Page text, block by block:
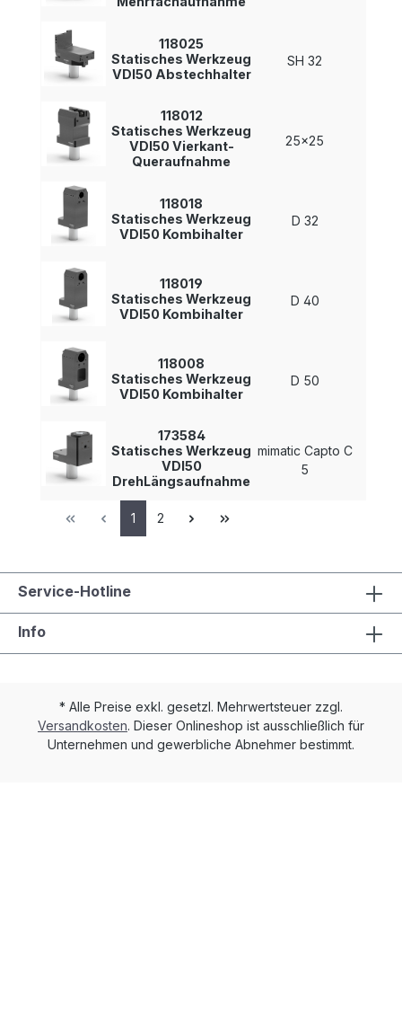
118025
Statisches Werkzeug
VDI50 Abstechhalter
SH 32
118012
Statisches Werkzeug
VDI50 Vierkant-
Queraufnahme
25x25
118018
Statisches Werkzeug
VDI50 Kombihalter
D 32
118019
Statisches Werkzeug
VDI50 Kombihalter
D 40
118008
Statisches Werkzeug
VDI50 Kombihalter
D 50
173584
Statisches Werkzeug
VDI50
DrehLängsaufnahme
mimatic Capto C
5
1 2
Service-Hotline
Info
* Alle Preise exkl. gesetzl. Mehrwertsteuer zzgl.
Versandkosten. Dieser Onlineshop ist ausschließlich für
Unternehmen und gewerbliche Abnehmer bestimmt.